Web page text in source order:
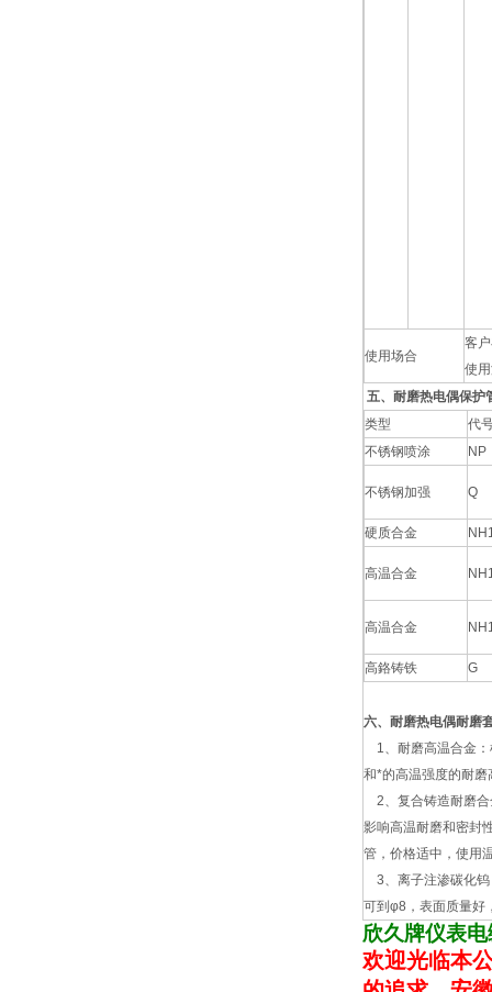
使用场合
客
使
五、耐磨热电偶保护
类型
代
不锈钢喷涂
NP
不锈钢加强 Q
硬质合金
高温合金
高温合金
高鉻铸铁 G
六、耐磨热电偶耐磨
1、耐磨高温合金：
和*的高温强度的耐
2、复合铸造耐磨合
影响高温耐磨和密封
管，价格适中，使用
3、离子注渗碳化钨
可到φ8，表面质量好
欣久牌仪表
欢迎光临本